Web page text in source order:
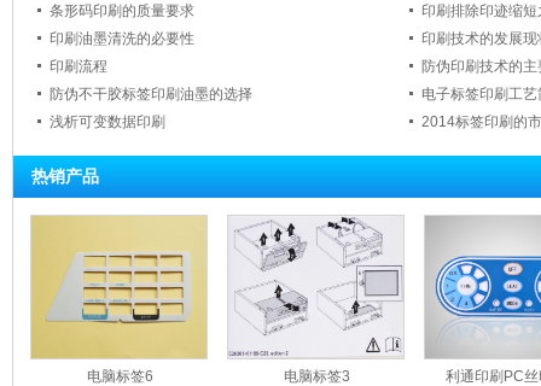
条形码印刷的质量要求
印刷排除印迹缩
印刷油墨清洗的必要性
印刷技术的发展现
印刷流程
防伪印刷技术的
防伪不干胶标签印刷油墨的选择
电子标签印刷工艺
浅析可变数据印刷
2014标签印刷的
热销产品
电脑标签6 电脑标签3 利通印刷PC